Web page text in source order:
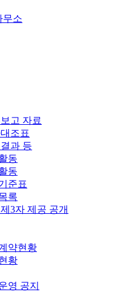
무소
고 자료
조표
과 등
동
동
준표
록
3자 제공 공개
약현황
황
영 공지